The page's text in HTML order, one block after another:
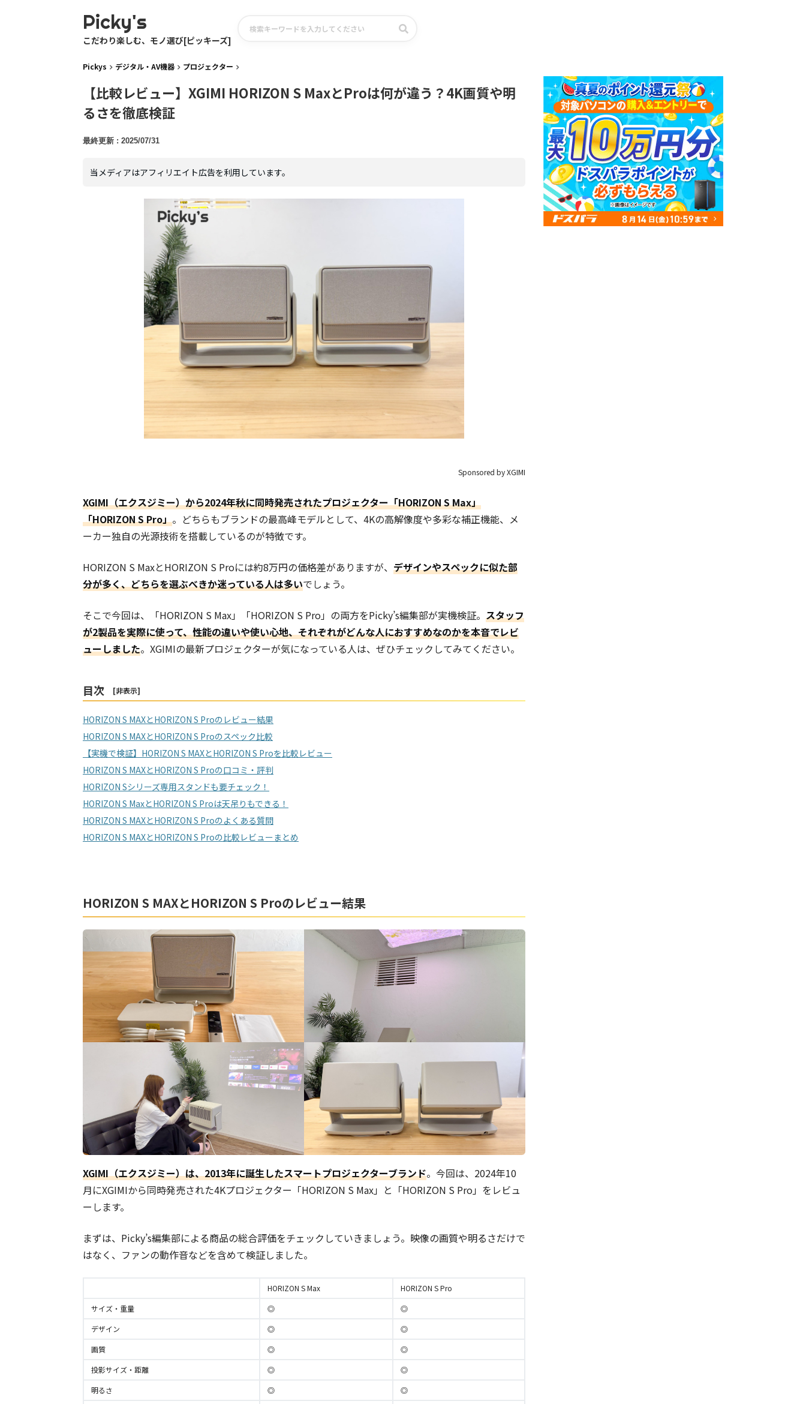
Picky's
こだわり楽しむ、モノ選び[ピッキーズ]
Pickys デジタル・AV機器 プロジェクター
【比較レビュー】XGIMI HORIZON S MaxとProは何が違う？4K画質や明
るさを徹底検証
2025/07/31
当メディアはアフィリエイト広告を利用しています。
Sponsored by XGIMI
XGIMI（エクスジミー）から2024年秋に同時発売されたプロジェクター「HORIZON S Max」
「HORIZON S Pro」。どちらもブランドの最高峰モデルとして、4Kの高解像度や多彩な補正機能、メ
ーカー独自の光源技術を搭載しているのが特徴です。
HORIZON S MaxとHORIZON S Proには約8万円の価格差がありますが、 デザインやスペックに似た部
分が多く、どちらを選ぶべきか迷っている人は多いでしょう。
そこで今回は、「HORIZON S Max」「HORIZON S Pro」の両方をPicky’s編集部が実機検証。 スタッフ
が2製品を実際に使って、性能の違いや使い心地、それぞれがどんな人におすすめなのかを本音でレビ
ューしました。XGIMIの最新プロジェクターが気になっている人は、ぜひチェックしてみてください。
目次 [非表示]
HORIZON S MAXとHORIZON S Proのレビュー結果
HORIZON S MAXとHORIZON S Proのスペック比較
【実機で検証】HORIZON S MAXとHORIZON S Proを比較レビュー
HORIZON S MAXとHORIZON S Proの口コミ・評判
HORIZON Sシリーズ専用スタンドも要チェック！
HORIZON S MaxとHORIZON S Proは天吊りもできる！
HORIZON S MAXとHORIZON S Proのよくある質問
HORIZON S MAXとHORIZON S Proの比較レビューまとめ
HORIZON S MAXとHORIZON S Proのレビュー結果
XGIMI（エクスジミー）は、2013年に誕生したスマートプロジェクターブランド。今回は、2024年10
月にXGIMIから同時発売された4Kプロジェクター「HORIZON S Max」と「HORIZON S Pro」をレビュ
ーします。
まずは、Picky’s編集部による商品の総合評価をチェックしていきましょう。映像の画質や明るさだけで
はなく、ファンの動作音などを含めて検証しました。
HORIZON S Max
HORIZON S Pro
サイズ・重量
◎
◎
デザイン
◎
◎
画質
◎
◎
投影サイズ・距離
◎
◎
明るさ
◎
◎